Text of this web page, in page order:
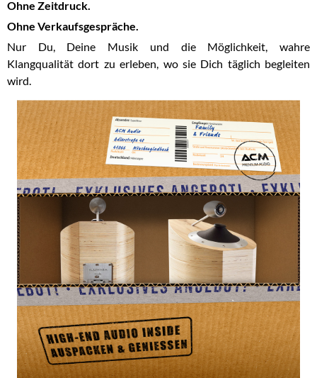
Ohne Zeitdruck.
Ohne Verkaufsgespräche.
Nur Du, Deine Musik und die Möglichkeit, wahre
Klangqualität dort zu erleben, wo sie Dich täglich begleiten
wird.